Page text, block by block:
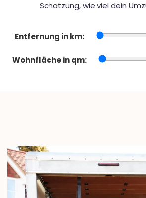
Schätzung, wie viel dein
Entfernung in km:
Wohnfläche in qm: